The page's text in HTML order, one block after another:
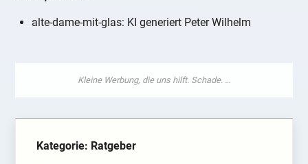
alte-dame-mit-glas: KI generiert Peter Wilhelm
Kategorie: Ratgeber